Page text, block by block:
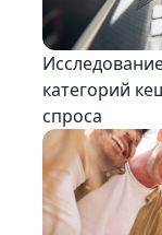
категорий
спроса